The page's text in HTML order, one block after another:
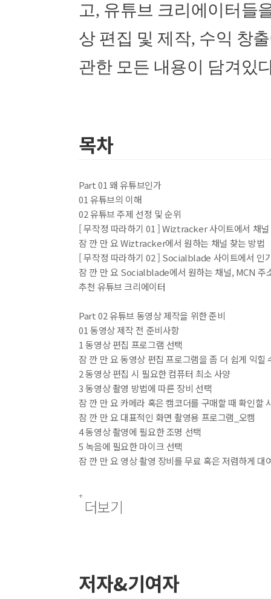
고, 유튜브 크리에이터들
상 편집 및 제작, 수익 창
관한 모든 내용이 담겨있
목차
Part 01 왜 유튜브인가
01 유튜브의 이해
02 유튜브 주제 선정 및 순위
[ 무작정 따라하기 01 ] Wiztracker 사이트에서 채널
잠 깐 만 요 Wiztracker에서 원하는 채널 찾는 방법
[ 무작정 따라하기 02 ] Socialblade 사이트에서 인
잠 깐 만 요 Socialblade에서 원하는 채널, MCN 주
추천 유튜브 크리에이터
Part 02 유튜브 동영상 제작을 위한 준비
01 동영상 제작 전 준비사항
1 동영상 편집 프로그램 선택
잠 깐 만 요 동영상 편집 프로그램을 좀 더 쉽게 익힐
2 동영상 편집 시 필요한 컴퓨터 최소 사양
3 동영상 촬영 방법에 따른 장비 선택
잠 깐 만 요 카메라 혹은 캠코더를 구매할 때 확인할
잠 깐 만 요 대표적인 화면 촬영용 프로그램_오캠
4 동영상 촬영에 필요한 조명 선택
5 녹음에 필요한 마이크 선택
잠 깐 만 요 영상 촬영 장비를 무료 혹은 저렴하게 대
1 저작권의 이해
03 제작 완료한 동영상의 관리 방법
1 원본 파일 보관 방법
더보기
저자&기여자